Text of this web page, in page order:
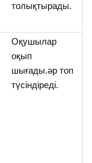
толықтырады.
Оқушылар
оқып
шығады.әр топ
түсіндіреді.